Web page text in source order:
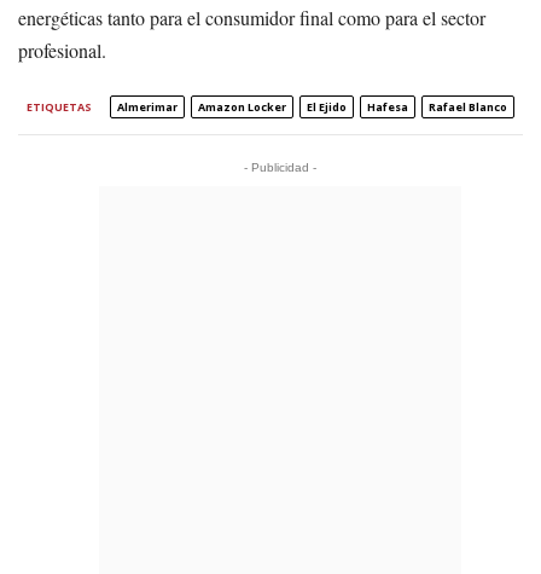
energéticas tanto para el consumidor final como para el sector
profesional.
ETIQUETAS Almerimar Amazon Locker El Ejido Hafesa Rafael Blanco
- Publicidad -